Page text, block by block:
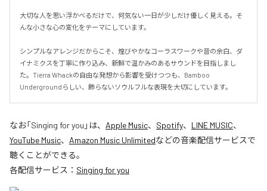
大切な人を思い浮かべるだけで、何気ない一日が少しだけ優しく見える。そ
んな小さな心の変化をテーマにしています。
シンプルなアレンジだからこそ、煌びやかなコーラスワークや音の余白、ダ
イナミクスを丁寧に作り込み、新鮮で温かみのあるサウンドを目指しまし
た。Tierra Whackの自由な発想から影響を受けつつも、Bamboo
Undergroundらしい、飾らないソウルフルな表現を大切にしています。
なお「Singing for you 」は、 Apple Music、 Spotify、 LINE MUSIC、
YouTube Music、 Amazon Music Unlimitedなどの音楽配信サービスで
聴くことができる。
各配信サービス： Singing for you